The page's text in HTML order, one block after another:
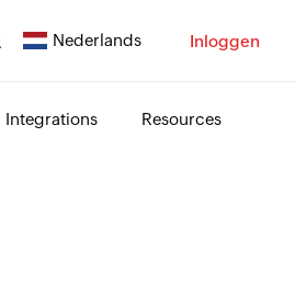
Nederlands Inloggen
Integrations Resources